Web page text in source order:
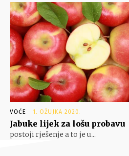
VOĆE 1. OŽUJKA 2020.
Jabuke lijek za lošu probavu
postoji rješenje a to je u...